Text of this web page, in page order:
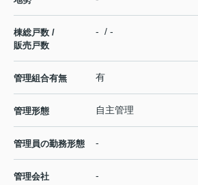
棟総戸数 /
販売戸数
- / -
管理組合有無 有
管理形態 自主管理
管理員の勤務形態 -
管理会社 -